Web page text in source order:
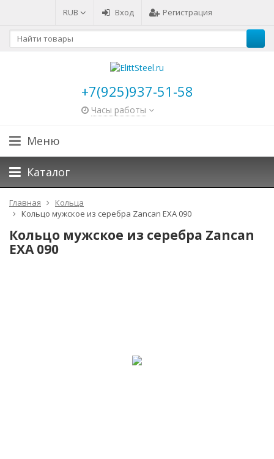
RUB Вход Регистрация
+7(925)937-51-58
Часы работы
Меню
Каталог
Главная
Кольца
Кольцо мужское из серебра Zancan EXA 090
Кольцо мужское из серебра Zancan
EXA 090